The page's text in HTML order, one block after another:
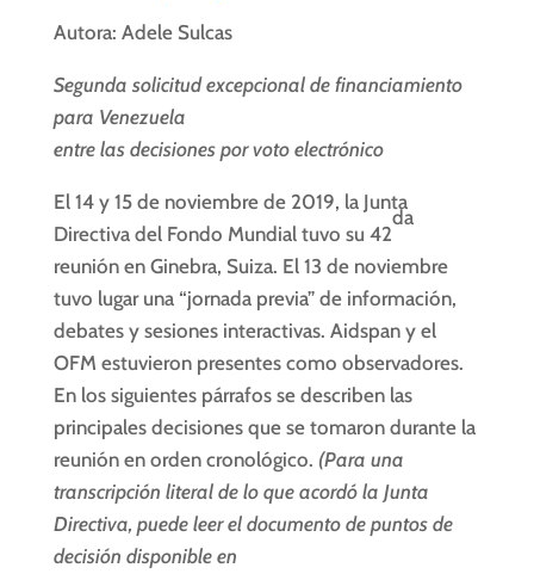
Autora: Adele Sulcas
Segunda solicitud excepcional de financiamiento
para Venezuela
entre las decisiones por voto electrónico
El 14 y 15 de noviembre de 2019, la Junta
Directiva del Fondo Mundial tuvo su 42
da
reunión en Ginebra, Suiza. El 13 de noviembre
tuvo lugar una “jornada previa” de información,
debates y sesiones interactivas. Aidspan y el
OFM estuvieron presentes como observadores.
En los siguientes párrafos se describen las
principales decisiones que se tomaron durante la
reunión en orden cronológico. (Para una
transcripción literal de lo que acordó la Junta
Directiva, puede leer el documento de puntos de
decisión disponible en